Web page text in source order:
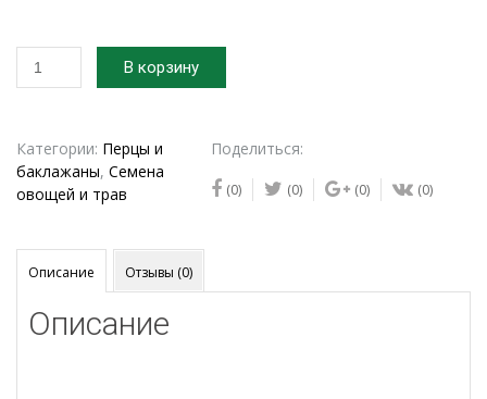
Количество
товара
перца
сладкого
Красный
В корзину
Категории: Перцы и
баклажаны, Семена
овощей и трав
Поделиться:
(0) (0) (0) (0)
Описание Отзывы (0)
Описание